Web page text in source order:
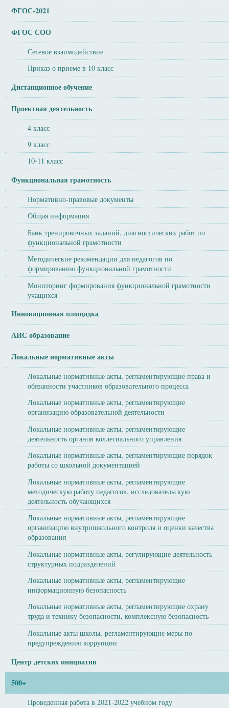
ФГОС-2021
ФГОС СОО
Сетевое взаимодействие
Приказ о приеме в 10 класс
Дистанционное обучение
Проектная деятельность
4 класс
9 класс
10-11 класс
Функциональная грамотность
Нормативно-правовые документы
Общая информация
Банк тренировочных заданий, диагностических работ по
функциональной грамотности
Методические рекомендации для педагогов по
формированию функциональной грамотности
Мониторинг формирования функциональной грамотности
учащихся
Инновационная площадка
АИС образование
Локальные нормативные акты
Локальные нормативные акты, регламентирующие права и
обязанности участников образовательного процесса
Локальные нормативные акты, регламентирующие
организацию образовательной деятельности
Локальные нормативные акты, регламентирующие
деятельность органов коллегиального управления
Локальные нормативные акты, регламентирующие порядок
работы со школьной документацией
Локальные нормативные акты, регламентирующие
методическую работу педагогов, исследовательскую
деятельность обучающихся
Локальные нормативные акты, регламентирующие
организацию внутришкольного контроля и оценки качества
образования
Локальные нормативные акты, регулирующие деятельность
структурных подразделений
Локальные нормативные акты, регламентирующие
информационную безопасность
Локальные нормативные акты, регламентирующие охрану
труда и технику безопасности, комплексную безопасность
Локальные акты школы, регламентирующие меры по
предупреждению коррупции
Центр детских инициатив
500+
Проведенная работа в 2021-2022 учебном году